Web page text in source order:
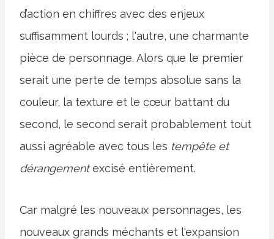
d’action en chiffres avec des enjeux
suffisamment lourds ; l'autre, une charmante
pièce de personnage. Alors que le premier
serait une perte de temps absolue sans la
couleur, la texture et le cœur battant du
second, le second serait probablement tout
aussi agréable avec tous les tempête et
dérangementexcisé entièrement.
Car malgré les nouveaux personnages, les
nouveaux grands méchants et l'expansion